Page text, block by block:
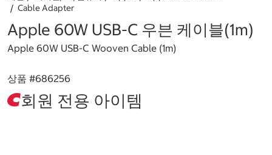
Cable Adapter
Apple 60W USB-C 우븐 케이블(1m)
Apple 60W USB-C Wooven Cable (1m)
상품 #686256
회원 전용 아이템